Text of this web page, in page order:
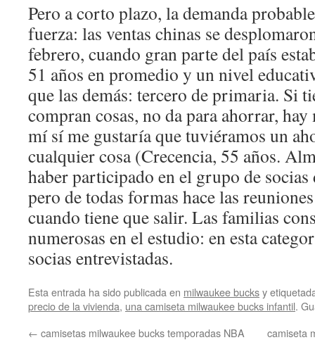
Pero a corto plazo, la demanda
fuerza: las ventas chinas se
febrero, cuando gran parte del país
51 años en promedio y un nivel
que las demás: tercero de primaria. Si
compran cosas, no da para ahorrar,
mí sí me gustaría que tuviéramos un
cualquier cosa (Crecencia, 55 años.
haber participado en el grupo de socias
pero de todas formas hace las
cuando tiene que salir. Las familias
numerosas en el estudio: en esta
socias entrevistadas.
Esta entrada ha sido publicada en milwaukee bucksy
precio de la vivienda, una camiseta milwaukee bucks infantil.
← camisetas milwaukee bucks temporadas NBA camiseta